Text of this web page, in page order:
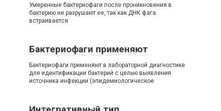
Умеренные бактериофаги после проникновения в
бактерию не разрушают ее, так как ДНК фага
встраивается
Бактериофаги применяют
Бактериофаги применяют в лабораторной диагностике
для идентификации бактерий с целью выявления
источника инфекции (эпидемиологическое